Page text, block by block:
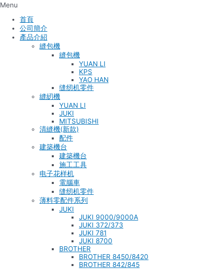
Menu
首頁
公司簡介
產品介紹
縫包機
縫包機
YUAN LI
KPS
YAO HAN
缝纫机零件
縫紉機
YUAN LI
JUKI
MITSUBISHI
清縫機(新款)
配件
建築機台
建築機台
施工工具
电子花样机
電腦車
缝纫机零件
薄料零配件系列
JUKI
JUKI 9000/9000A
JUKI 372/373
JUKI 781
JUKI 8700
BROTHER
BROTHER 8450/8420
BROTHER 842/845